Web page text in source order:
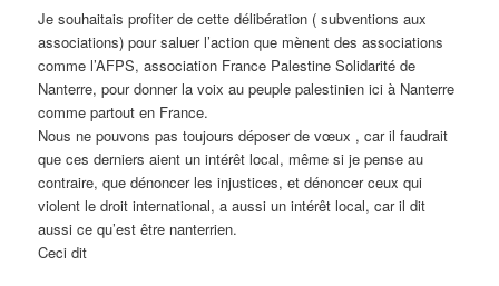
Je souhaitais profiter de cette délibération ( subventions aux
associations) pour saluer l’action que mènent des associations
comme l’AFPS, association France Palestine Solidarité de
Nanterre, pour donner la voix au peuple palestinien ici à Nanterre
comme partout en France.
Nous ne pouvons pas toujours déposer de vœux , car il faudrait
que ces derniers aient un intérêt local, même si je pense au
contraire, que dénoncer les injustices, et dénoncer ceux qui
violent le droit international, a aussi un intérêt local, car il dit
aussi ce qu’est être nanterrien.
Ceci dit